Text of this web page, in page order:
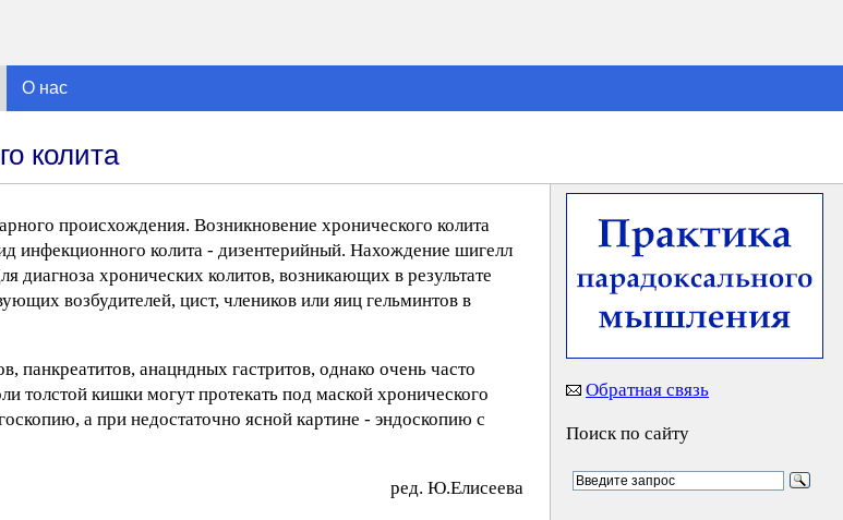
О нас
колита
происхождения. Возникновение хронического колита
инфекционного колита - дизентерийный. Нахождение шигелл
диагноза хронических колитов, возникающих в результате
возбудителей, цист, члеников или яиц гельминтов в
панкреатитов, анацндных гастритов, однако очень часто
толстой кишки могут протекать под маской хронического
а при недостаточно ясной картине - эндоскопию с
peд. Ю.Eлиceeвa
Обратная связь
Поиск по сайту